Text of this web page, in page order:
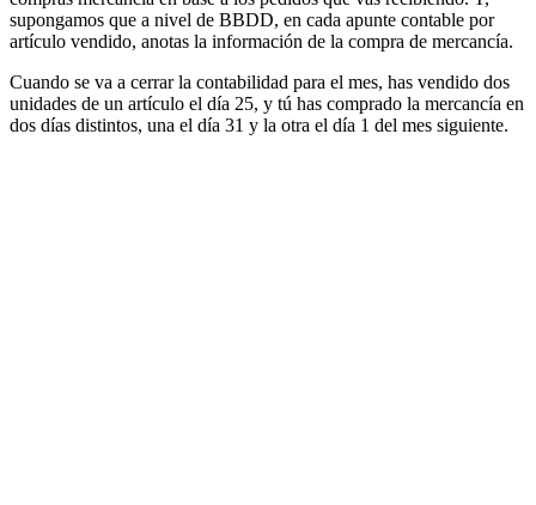
supongamos que a nivel de BBDD, en cada apunte contable por
artículo vendido, anotas la información de la compra de mercancía.
Cuando se va a cerrar la contabilidad para el mes, has vendido dos
unidades de un artículo el día 25, y tú has comprado la mercancía en
dos días distintos, una el día 31 y la otra el día 1 del mes siguiente.